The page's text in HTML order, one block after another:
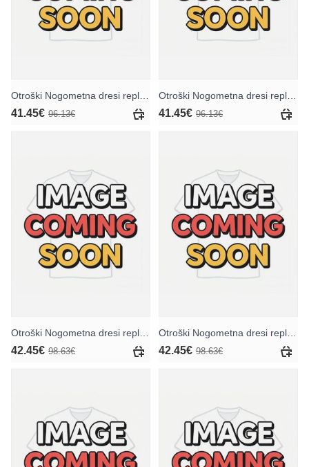
41.45€ 96.13€ 41.45€ 96.13€
42.45€ 98.63€ 42.45€ 98.63€